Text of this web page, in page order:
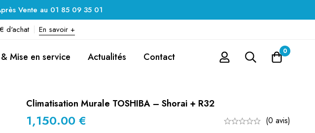
Vente au 01 85 09 35 01
d'achat En savoir +
Mise en service Actualités Contact 0
Climatisation Murale TOSHIBA – Shorai + R32
1,150.00 €
(0 avis)